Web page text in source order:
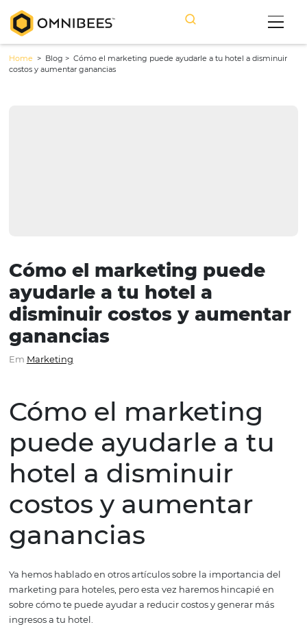
Home> Blog >Cómo el marketing puede ayudarle a tu hotel a
Cómo el marketing
ayudarle a tu hotel a
disminuir costos y
ganancias
EmMarketing
Cómo el
puede ayudarle a
hotel a disminuir
costos y aumentar